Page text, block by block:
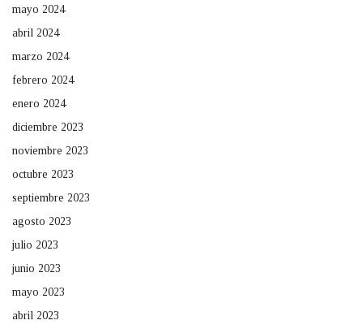
mayo 2024
abril 2024
marzo 2024
febrero 2024
enero 2024
diciembre 2023
noviembre 2023
octubre 2023
septiembre 2023
agosto 2023
julio 2023
junio 2023
mayo 2023
abril 2023